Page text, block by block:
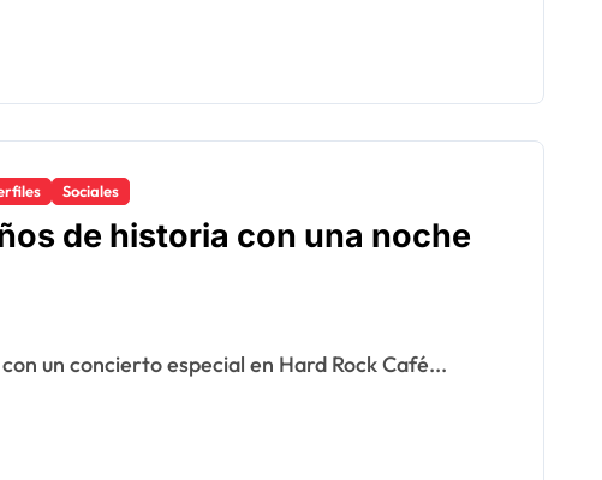
Sociales
de historia con una noche
un concierto especial en Hard Rock Café...